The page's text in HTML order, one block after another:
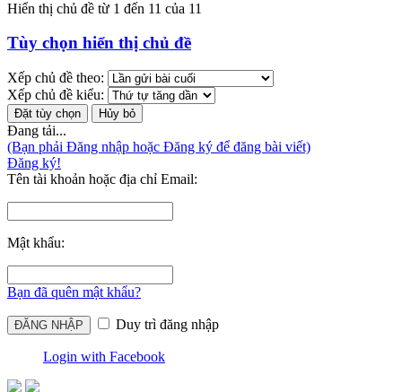
Hiển thị chủ đề từ 1 đến 11 của 11
Tùy chọn hiển thị chủ đề
Xếp chủ đề theo:
Xếp chủ đề kiểu:
Đang tải...
(Bạn phải Đăng nhập hoặc Đăng ký để đăng bài viết)
Đăng ký!
Tên tài khoản hoặc địa chỉ Email:
Mật khẩu:
Bạn đã quên mật khẩu?
Duy trì đăng nhập
Login with Facebook